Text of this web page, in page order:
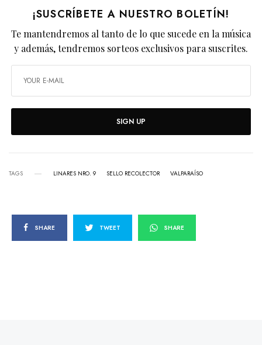
¡SUSCRÍBETE A NUESTRO BOLETÍN!
Te mantendremos al tanto de lo que sucede en la música
y además, tendremos sorteos exclusivos para suscrites.
SIGN UP
TAGS LINARES NRO. 9 SELLO RECOLECTOR VALPARAÍSO
SHARE TWEET SHARE